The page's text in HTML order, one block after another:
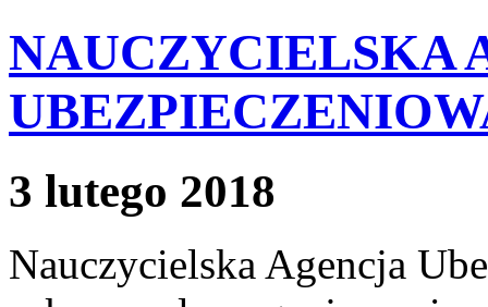
NAUCZYCIELSKA
3 lutego 2018
Nauczycielska Agencja